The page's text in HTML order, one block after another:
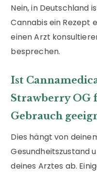
Nein, in Deutschland
Cannabis ein Rezept
einen Arzt
besprechen.
Ist
Strawberry OG
Gebrauch
Dies hängt von
Gesundheitszustand
deines Arztes ab.